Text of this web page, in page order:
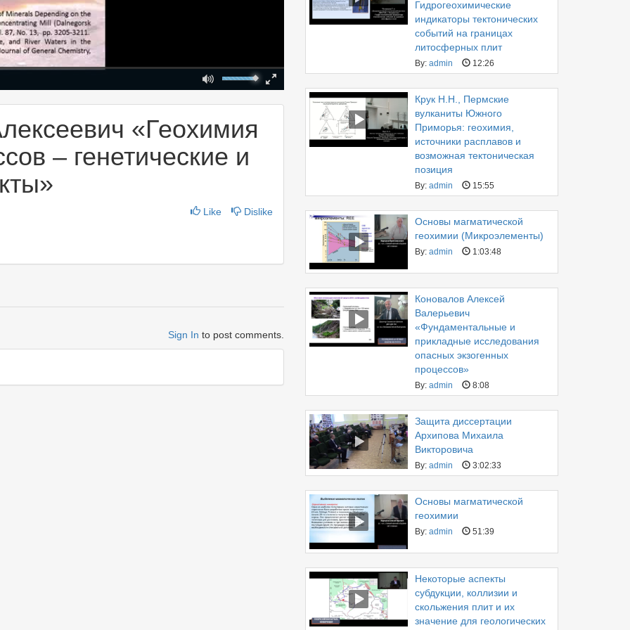
Fullscreen
00:00
«Геохимия
– генетические и
Like Dislike
Sign In to post comments.
Гидрогеохимические
индикаторы тектонических
событий на границах
литосферных плит
By: admin 12:26
Крук Н.Н., Пермские
вулканиты Южного
Приморья: геохимия,
источники расплавов и
возможная тектоническая
позиция
By: admin 15:55
Основы магматической
геохимии (Микроэлементы)
By: admin 1:03:48
Коновалов Алексей
Валерьевич
«Фундаментальные и
прикладные исследования
опасных экзогенных
процессов»
By: admin 8:08
Защита диссертации
Архипова Михаила
Викторовича
By: admin 3:02:33
Основы магматической
геохимии
By: admin 51:39
Некоторые аспекты
субдукции, коллизии и
скольжения плит и их
значение для геологических